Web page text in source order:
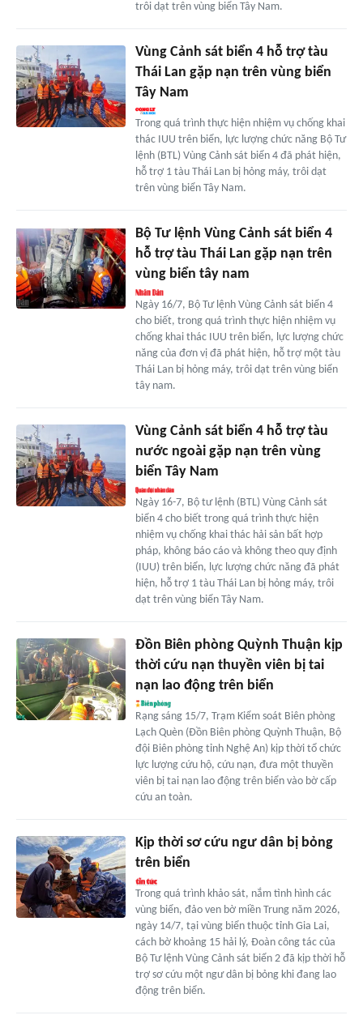
trôi dạt trên vùng biển Tây Nam.
Vùng Cảnh sát biển 4 hỗ trợ tàu
Thái Lan gặp nạn trên vùng biển
Tây Nam
Trong quá trình thực hiện nhiệm vụ chống khai
thác IUU trên biển, lực lượng chức năng Bộ Tư
lệnh (BTL) Vùng Cảnh sát biển 4 đã phát hiện,
hỗ trợ 1 tàu Thái Lan bị hỏng máy, trôi dạt
trên vùng biển Tây Nam.
Bộ Tư lệnh Vùng Cảnh sát biển 4
hỗ trợ tàu Thái Lan gặp nạn trên
vùng biển tây nam
Ngày 16/7, Bộ Tư lệnh Vùng Cảnh sát biển 4
cho biết, trong quá trình thực hiện nhiệm vụ
chống khai thác IUU trên biển, lực lượng chức
năng của đơn vị đã phát hiện, hỗ trợ một tàu
Thái Lan bị hỏng máy, trôi dạt trên vùng biển
tây nam.
Vùng Cảnh sát biển 4 hỗ trợ tàu
nước ngoài gặp nạn trên vùng
biển Tây Nam
Ngày 16-7, Bộ tư lệnh (BTL) Vùng Cảnh sát
biển 4 cho biết trong quá trình thực hiện
nhiệm vụ chống khai thác hải sản bất hợp
pháp, không báo cáo và không theo quy định
(IUU) trên biển, lực lượng chức năng đã phát
hiện, hỗ trợ 1 tàu Thái Lan bị hỏng máy, trôi
dạt trên vùng biển Tây Nam.
Đồn Biên phòng Quỳnh Thuận kịp
thời cứu nạn thuyền viên bị tai
nạn lao động trên biển
Rạng sáng 15/7, Trạm Kiểm soát Biên phòng
Lạch Quèn (Đồn Biên phòng Quỳnh Thuận, Bộ
đội Biên phòng tỉnh Nghệ An) kịp thời tổ chức
lực lượng cứu hộ, cứu nạn, đưa một thuyền
viên bị tai nạn lao động trên biển vào bờ cấp
cứu an toàn.
Kịp thời sơ cứu ngư dân bị bỏng
trên biển
Trong quá trình khảo sát, nắm tình hình các
vùng biển, đảo ven bờ miền Trung năm 2026,
ngày 14/7, tại vùng biển thuộc tỉnh Gia Lai,
cách bờ khoảng 15 hải lý, Đoàn công tác của
Bộ Tư lệnh Vùng Cảnh sát biển 2 đã kịp thời hỗ
trợ sơ cứu một ngư dân bị bỏng khi đang lao
động trên biển.